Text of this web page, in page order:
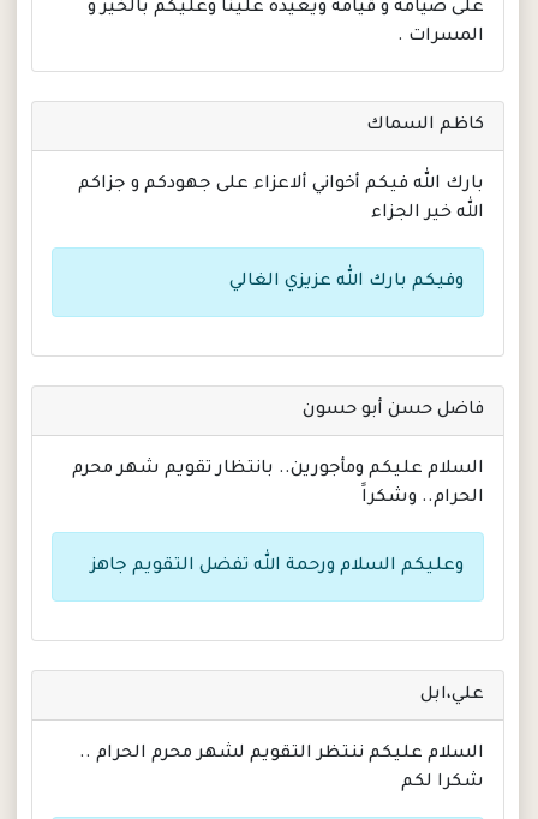
على صيامه و قيامه ويعيده علينا وعليكم بالخير و
المسرات .
كاظم السماك
بارك الله فيكم أخواني ألاعزاء على جهودكم و جزاكم
الله خير الجزاء
وفيكم بارك الله عزيزي الغالي
فاضل حسن أبو حسون
السلام عليكم ومأجورين.. بانتظار تقويم شهر محرم
الحرام.. وشكراََ
وعليكم السلام ورحمة الله تفضل التقويم جاهز
علي،ابل
السلام عليكم ننتظر التقويم لشهر محرم الحرام ..
شكرا لكم